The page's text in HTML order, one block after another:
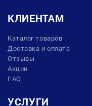
КЛИЕНТАМ
Каталог товаров
Доставка и оплата
Отзывы
Акции
FAQ
УСЛУГИ